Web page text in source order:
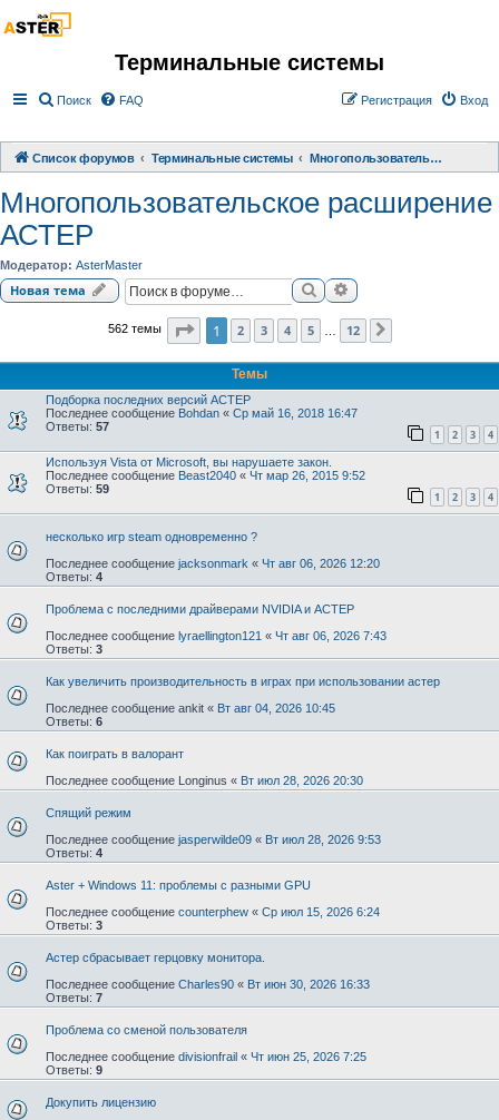
Терминальные системы
Поиск FAQ Вход
Регистрация
Список форумов Терминальные системы Многопользовательское расширение АСТЕР
Многопользовательское расширение
АСТЕР
Модератор: AsterMaster
Новая тема ПоискРасширенный поиск
562 темы Страница1 из
1 2 3 4 5 12
Темы
Подборка последних версий АСТЕР
Последнее сообщение Bohdan « Ср май 16, 2018 16:47
Ответы: 57
1 2 3 4
Используя Vista от Microsoft, вы нарушаете закон.
Последнее сообщение Beast2040 « Чт мар 26, 2015 9:52
Ответы: 59
1 2 3 4
несколько игр steam одновременно ?
Последнее сообщение jacksonmark « Чт авг 06, 2026 12:20
Ответы: 4
Проблема с последними драйверами NVIDIA и АСТЕР
Последнее сообщение lyraellington121 « Чт авг 06, 2026 7:43
Ответы: 3
Как увеличить производительность в играх при использовании астер
Последнее сообщение ankit « Вт авг 04, 2026 10:45
Ответы: 6
Как поиграть в валорант
Последнее сообщение Longinus « Вт июл 28, 2026 20:30
Спящий режим
Последнее сообщение jasperwilde09 « Вт июл 28, 2026 9:53
Ответы: 4
Aster + Windows 11: проблемы с разными GPU
Последнее сообщение counterphew « Ср июл 15, 2026 6:24
Ответы: 3
Астер сбрасывает герцовку монитора.
Последнее сообщение Charles90 « Вт июн 30, 2026 16:33
Ответы: 7
Проблема со сменой пользователя
Последнее сообщение divisionfrail « Чт июн 25, 2026 7:25
Ответы: 9
Докупить лицензию